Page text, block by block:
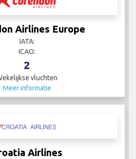
Airlines Europe
IATA:
ICAO:
2
vluchten
Meer informatie
Airlines